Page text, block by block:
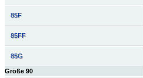
85F
85FF
85G
Größe 90